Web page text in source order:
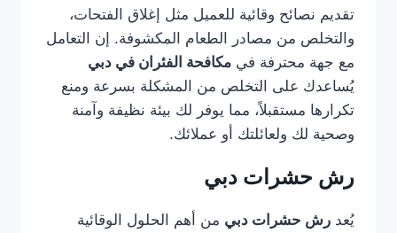
تقديم نصائح وقائية للعميل مثل إغلاق الفتحات،
والتخلص من مصادر الطعام المكشوفة. إن التعامل
مع جهة محترفة في مكافحة الفئران في دبي
يُساعدك على التخلص من المشكلة بسرعة ومنع
تكرارها مستقبلاً، مما يوفر لك بيئة نظيفة وآمنة
وصحية لك ولعائلتك أو عملائك.
رش حشرات دبي
يُعد رش حشرات دبي من أهم الحلول الوقائية